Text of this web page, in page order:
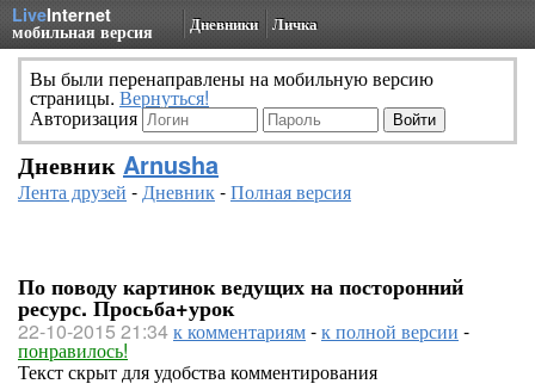
LiveInternet
мобильная версия Дневники Личка
Вы были перенаправлены на мобильную версию
страницы. Вернуться!
Авторизация
Дневник Arnusha
Лента друзей -Дневник-Полная версия
По поводу картинок ведущих на посторонний
ресурс. Просьба+урок
22-10-2015 21:34к комментариям-к полной версии -
понравилось!
Текст скрыт для удобства комментирования